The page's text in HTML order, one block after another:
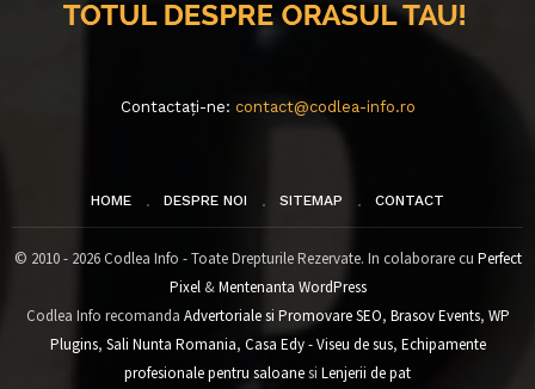
Contactați-ne: contact@codlea-info.ro
HOME DESPRE NOI SITEMAP CONTACT
© 2010 - 2026 Codlea Info - Toate Drepturile Rezervate. In colaborare cu Perfect
Pixel&Mentenanta WordPress
Codlea Info recomanda Advertoriale si Promovare SEO, Brasov Events, WP
Plugins, Sali Nunta Romania, Casa Edy - Viseu de sus, Echipamente
profesionale pentru saloanesi Lenjerii de pat